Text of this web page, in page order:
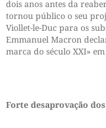
dois anos antes da
tornou público o seu
Viollet-le-Duc para os
Emmanuel Macron
marca do século XXI»
Forte desaprovação